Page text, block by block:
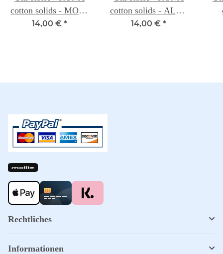
cotton solids - MOSS
118
14,00 € *
cotton solids - ALOE
091B
14,00 € *
Rechtliches
Informationen